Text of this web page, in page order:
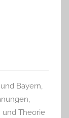
Bayern,
,
und Theorie